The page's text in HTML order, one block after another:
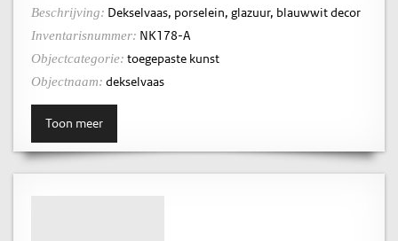
Beschrijving: Dekselvaas, porselein, glazuur, blauwwit decor
Inventarisnummer: NK178-A
Objectcategorie: toegepaste kunst
Objectnaam: dekselvaas
Toon meer